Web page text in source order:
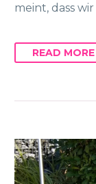
meint, dass
READ MORE